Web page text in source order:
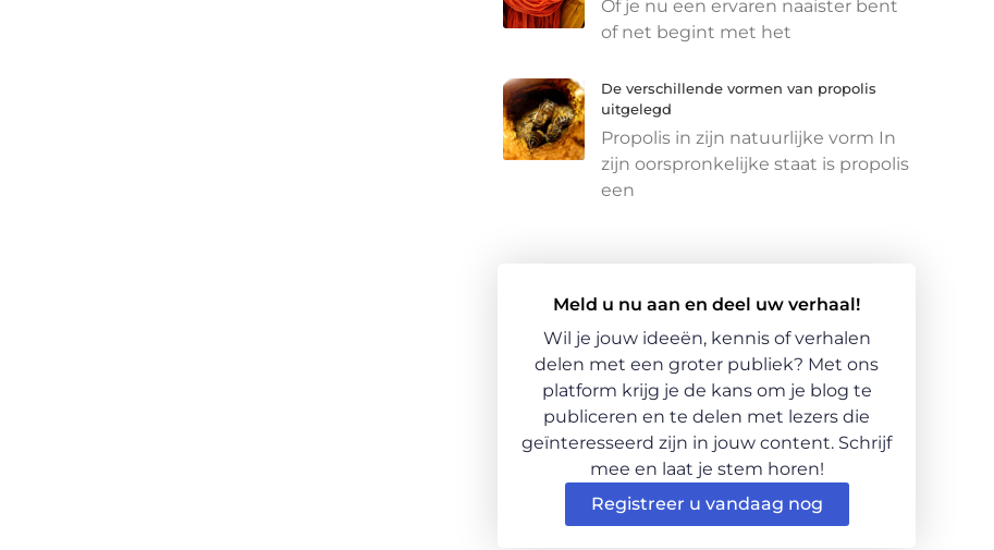
Of je nu een ervaren naaister bent
of net begint met het
De verschillende vormen van propolis
uitgelegd
Propolis in zijn natuurlijke vorm In
zijn oorspronkelijke staat is propolis
een
Meld u nu aan en deel uw verhaal!
Wil je jouw ideeën, kennis of verhalen
delen met een groter publiek? Met ons
platform krijg je de kans om je blog te
publiceren en te delen met lezers die
geïnteresseerd zijn in jouw content. Schrijf
mee en laat je stem horen!
Registreer u vandaag nog